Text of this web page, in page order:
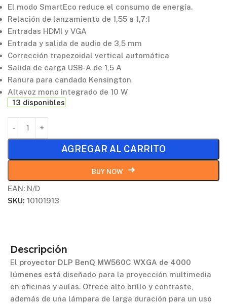
El modo SmartEco reduce el consumo de energía.
Relación de lanzamiento de 1,55 a 1,7:1
Entradas HDMI y VGA
Entrada y salida de audio de 3,5 mm
Corrección trapezoidal vertical automática
Salida de carga USB-A de 1,5 A
Ranura para candado Kensington
Altavoz mono integrado de 10 W
13 disponibles
AGREGAR AL CARRITO
BUY NOW
EAN: N/D
SKU: 10101913
Descripción
El proyector DLP BenQ MW560C WXGA de 4000
lúmenes está diseñado para la proyección multimedia
en oficinas y aulas. Ofrece alto brillo y contraste,
además de una lámpara de larga duración para un uso